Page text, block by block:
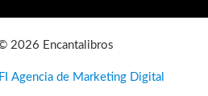
2026 Encantalibros
Agencia de Marketing Digital